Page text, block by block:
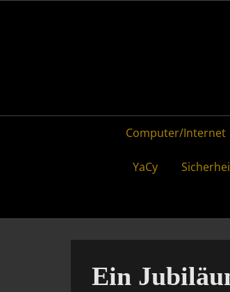
PrimaryComputer/Internet
YaCy
Ein